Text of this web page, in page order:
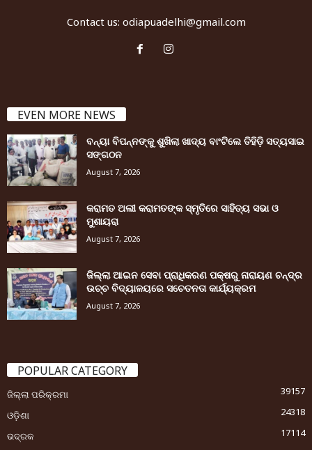
Contact us: odiapuadelhi@gmail.com
EVEN MORE NEWS
ବନ୍ୟା ବିପନ୍ନଙ୍କୁ ଶୁଖିଲା ଖାଦ୍ୟ ବାଂଟିଲେ ତିହିଡି଼ ସତ୍ୟସାଇ
ସଙ୍ଗଠନ
August 7, 2026
କରାମତ ଅଲୀ କରାମତଙ୍କ ସ୍ମୃତିରେ ସାହିତ୍ୟ ସଭା ଓ
ମୁଶାୟରା
August 7, 2026
ଜିଲ୍ଲା ଆଇନ ସେବା ପ୍ରାଧିକରଣ ପକ୍ଷରୁ ନାରାୟଣ ଚନ୍ଦ୍ର
ଉଚ୍ଚ ବିଦ୍ୟାଳୟରେ ସଚେତନତା କାର୍ଯ୍ୟକ୍ରମ
August 7, 2026
POPULAR CATEGORY
ଜିଲ୍ଲା ପରିକ୍ରମା
39157
ଓଡ଼ିଶା
24318
ଭଦ୍ରକ
17114